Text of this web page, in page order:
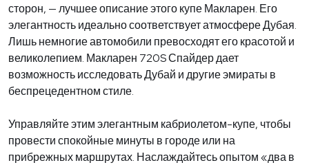
сторон, — лучшее описание этого купе Макларен. Его
элегантность идеально соответствует атмосфере Дубая.
Лишь немногие автомобили превосходят его красотой и
великолепием. Макларен 720S Спайдер дает
возможность исследовать Дубай и другие эмираты в
беспрецедентном стиле.
Управляйте этим элегантным кабриолетом-купе, чтобы
провести спокойные минуты в городе или на
прибрежных маршрутах. Наслаждайтесь опытом «два в